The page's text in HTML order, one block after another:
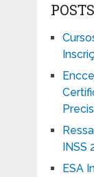
INSS
ESA